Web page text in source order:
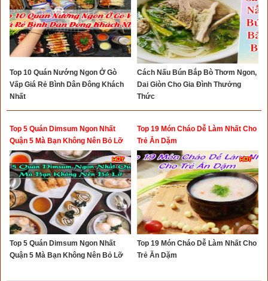
Top 10 Quán Nướng Ngon Ở Gò
Vấp Giá Rẻ Bình Dân Đông Khách
Nhất
Cách Nấu Bún Bắp Bò Thơm Ngon,
Dai Giòn Cho Gia Đình Thưởng
Thức
Top 5 Quán Dimsum Ngon Nhất
Quận 5 Mà Bạn Không Nên Bỏ Lỡ
Top 5 Quán Dimsum Ngon Nhất
Quận 5 Mà Bạn Không Nên Bỏ Lỡ
Top 19 Món Cháo Dễ Làm Nhất Cho
Trẻ Ăn Dặm
Top 19 Món Cháo Dễ Làm Nhất Cho
Trẻ Ăn Dặm